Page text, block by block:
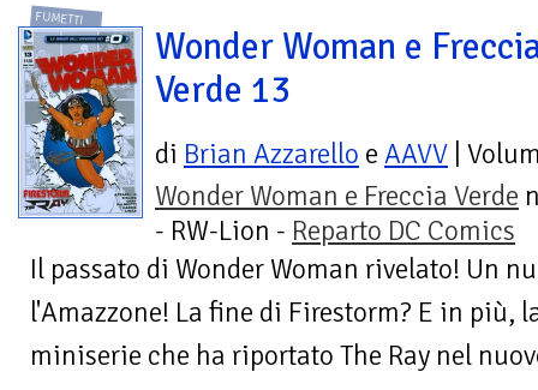
FUMETTI
Wonder Woman e
Verde 13
di Brian Azzarello e AAVV |
Wonder Woman e Freccia Verde
- RW-Lion - Reparto DC Comics
Il passato di Wonder Woman rivelato! Un
l'Amazzone! La fine di Firestorm? E in più,
miniserie che ha riportato The Ray nel